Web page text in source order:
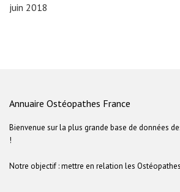
juin 2018
Annuaire Ostéopathes France
Bienvenue sur la plus grande base de données
!
Notre objectif : mettre en relation les